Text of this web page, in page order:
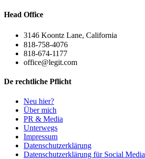
Head Office
3146 Koontz Lane, California
818-758-4076
818-674-1177
office@legit.com
De rechtliche Pflicht
Neu hier?
Über mich
PR & Media
Unterwegs
Impressum
Datenschutzerklärung
Datenschutzerklärung für Social Media